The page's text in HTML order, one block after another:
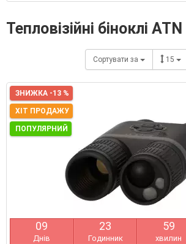
Тепловізійні біноклі ATN
Сортувати за 15
ЗНИЖКА -13 %
ХІТ ПРОДАЖУ
ПОПУЛЯРНИЙ
09
Днів
23
Годинник
59
хвилин